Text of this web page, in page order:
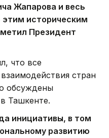
Жапарова и весь
этим историческим
Президент
что все
стран
обсуждены
Ташкенте.
инициативы, в том
развитию